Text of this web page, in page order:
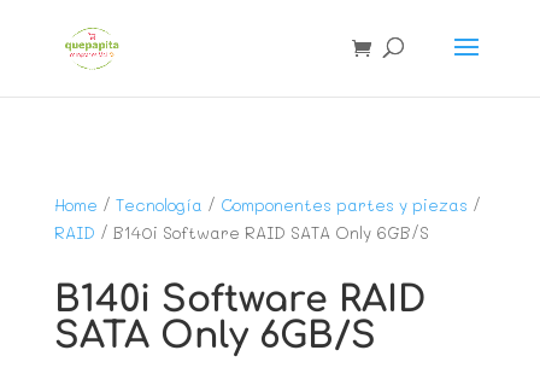
Home / Tecnología / Componentes partes y piezas /
RAID / B140i Software RAID SATA Only 6GB/S
B140i Software RAID
SATA Only 6GB/S